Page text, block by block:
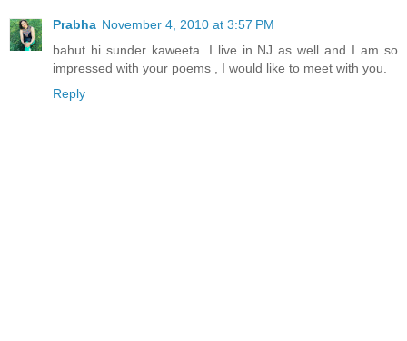
Prabha November 4, 2010 at 3:57 PM
bahut hi sunder kaweeta. I live in NJ as well and I am so
impressed with your poems , I would like to meet with you.
Reply